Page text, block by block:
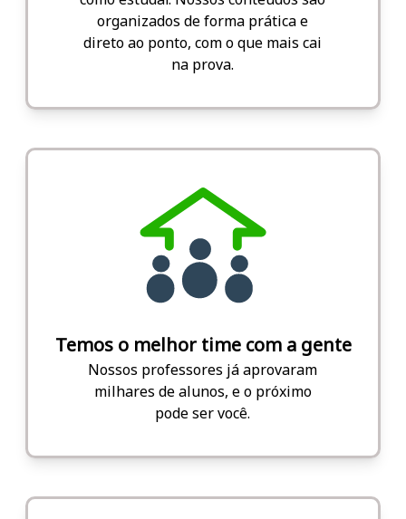
organizados de forma prática e
direto ao ponto, com o que mais cai
na prova.
Temos o melhor time com a gente
Nossos professores já aprovaram
milhares de alunos, e o próximo
pode ser você.